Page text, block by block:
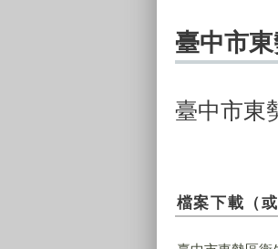
臺中市
臺中市東
檔案下載（或